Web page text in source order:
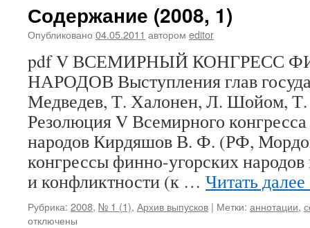
Содержание (2008, 1)
Опубликовано 04.05.2011 автором editor
pdf V ВСЕМИРНЫЙ КОНГРЕСС
НАРОДОВ Выступления глав
Медведев, Т. Халонен, Л. Шойом,
Резолюция V Всемирного
народов Кирдяшов В. Ф. (РФ,
конгрессы финно-угорских
и конфликтности (к … Читать далее
Рубрика: 2008, № 1 (1), Архив выпусков | Метки: аннотации,
отключены